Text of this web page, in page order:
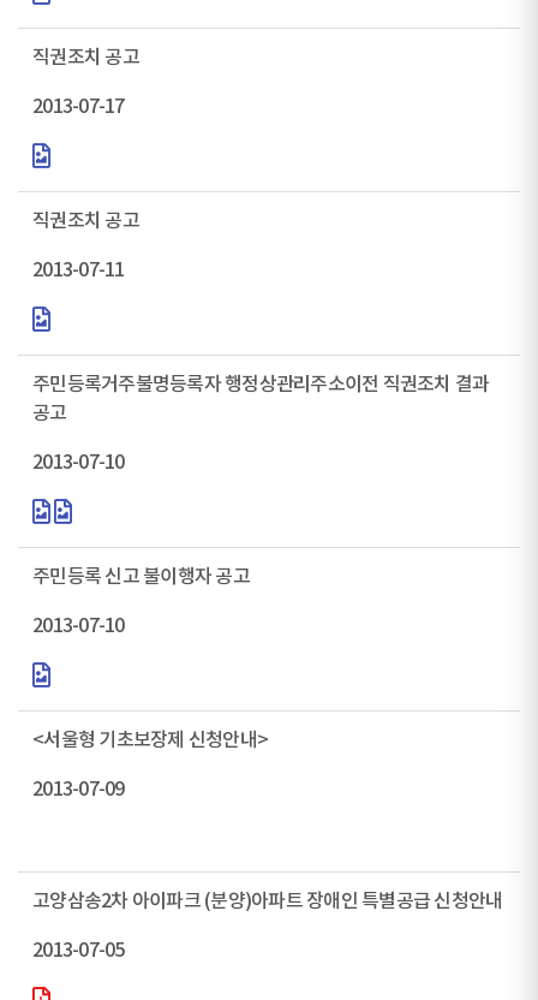
직권조치 공고
2013-07-17
직권조치 공고
2013-07-11
주민등록거주불명등록자 행정상관리주소이전 직권조치 결과
공고
2013-07-10
주민등록 신고 불이행자 공고
2013-07-10
<서울형 기초보장제 신청안내>
2013-07-09
고양삼송2차 아이파크 (분양)아파트 장애인 특별공급 신청안내
2013-07-05